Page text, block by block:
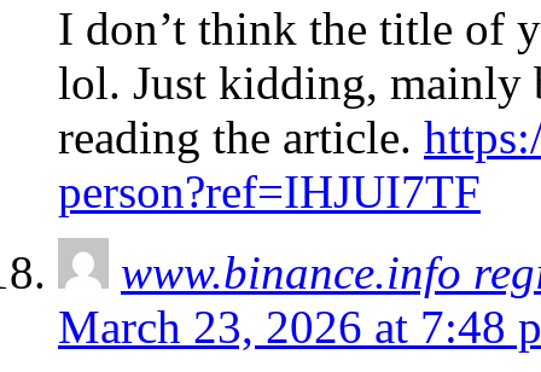
I don’t think the title of
lol. Just kidding, mainly
reading the article.
person?ref=IHJUI7TF
www.binance.info
March 23, 2026 at 7:48